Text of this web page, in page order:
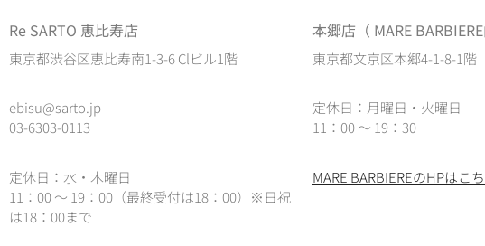
Re SARTO 恵比寿店
東京都渋谷区恵比寿南1-3-6 Clビル1階
ebisu@sarto.jp
03-6303-0113
定休日：水・木曜日
11：00 ～ 19：00（最終受付は18：00） ※日祝
は18：00まで
本郷店（ MARE BARBIERE
東京都文京区本郷4-1-8-1階
定休日：月曜日・火曜日
11：00 ～ 19：30
MARE BARBIEREのHPはこ